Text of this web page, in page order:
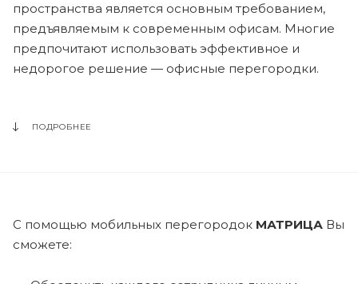
пространства является основным требованием,
предъявляемым к современным офисам. Многие
предпочитают использовать эффективное и
недорогое решение — офисные перегородки.
ПОДРОБНЕЕ
С помощью мобильных перегородок МАТРИЦА Вы
сможете: